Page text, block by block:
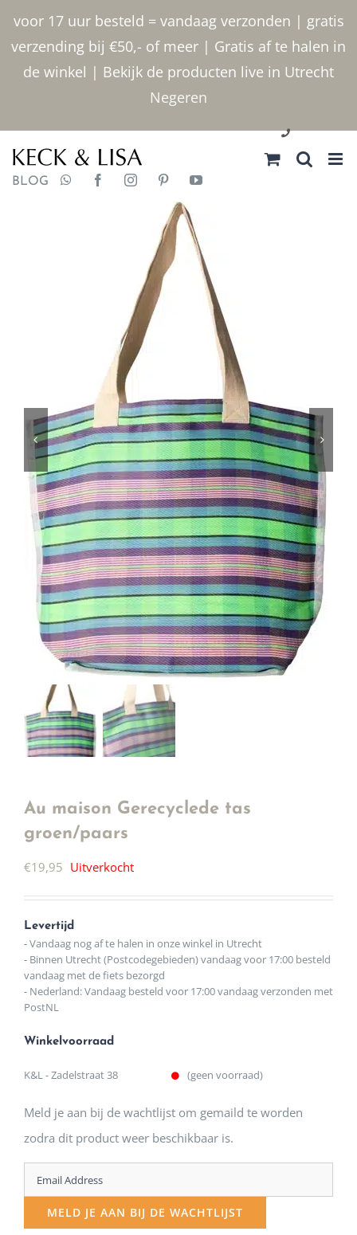
voor 17 uur besteld = vandaag verzonden | gratis
verzending bij €50,- of meer | Gratis af te halen in
de winkel | Bekijk de producten live in Utrecht
Negeren
inhoud
030 2400000
BLOG
Au maison Gerecyclede tas
groen/paars
€19,95 Uitverkocht
Levertijd
- Vandaag nog af te halen in onze winkel in Utrecht
- Binnen Utrecht (Postcodegebieden) vandaag voor 17:00 besteld
vandaag met de fiets bezorgd
- Nederland: Vandaag besteld voor 17:00 vandaag verzonden met
PostNL
Winkelvoorraad
K&L - Zadelstraat 38 (geen voorraad)
Meld je aan bij de wachtlijst om gemaild te worden
zodra dit product weer beschikbaar is.
Enter
your
email
MELD JE AAN BIJ DE WACHTLIJST